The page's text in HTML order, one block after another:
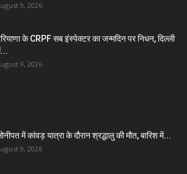
9, 2026
के CRPF सब इंस्पेक्टर का जन्मदिन पर निधन, दिल्ली
9, 2026
में कांवड़ यात्रा के दौरान श्रद्धालु की मौत, बारिश में...
9, 2026